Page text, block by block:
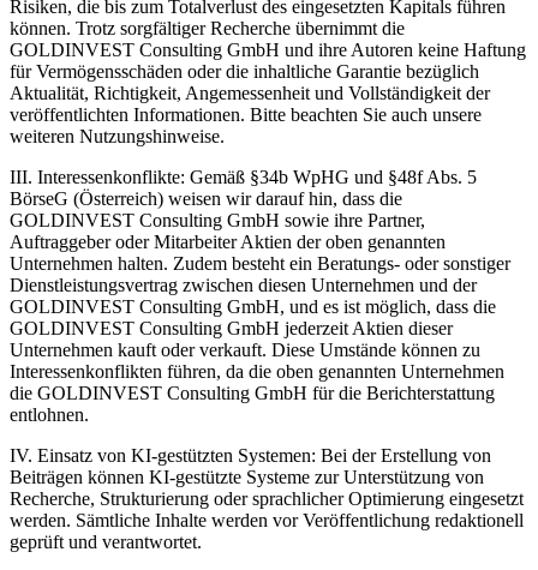
Risiken, die bis zum Totalverlust des eingesetzten Kapitals führen
können. Trotz sorgfältiger Recherche übernimmt die
GOLDINVEST Consulting GmbH und ihre Autoren keine Haftung
für Vermögensschäden oder die inhaltliche Garantie bezüglich
Aktualität, Richtigkeit, Angemessenheit und Vollständigkeit der
veröffentlichten Informationen. Bitte beachten Sie auch unsere
weiteren Nutzungshinweise.
III. Interessenkonflikte: Gemäß §34b WpHG und §48f Abs. 5
BörseG (Österreich) weisen wir darauf hin, dass die
GOLDINVEST Consulting GmbH sowie ihre Partner,
Auftraggeber oder Mitarbeiter Aktien der oben genannten
Unternehmen halten. Zudem besteht ein Beratungs- oder sonstiger
Dienstleistungsvertrag zwischen diesen Unternehmen und der
GOLDINVEST Consulting GmbH, und es ist möglich, dass die
GOLDINVEST Consulting GmbH jederzeit Aktien dieser
Unternehmen kauft oder verkauft. Diese Umstände können zu
Interessenkonflikten führen, da die oben genannten Unternehmen
die GOLDINVEST Consulting GmbH für die Berichterstattung
entlohnen.
IV. Einsatz von KI-gestützten Systemen: Bei der Erstellung von
Beiträgen können KI-gestützte Systeme zur Unterstützung von
Recherche, Strukturierung oder sprachlicher Optimierung eingesetzt
werden. Sämtliche Inhalte werden vor Veröffentlichung redaktionell
geprüft und verantwortet.